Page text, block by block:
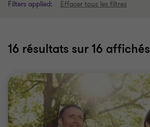
Filters applied: Effacer tous les filtres
16 résultats sur 16 affichés